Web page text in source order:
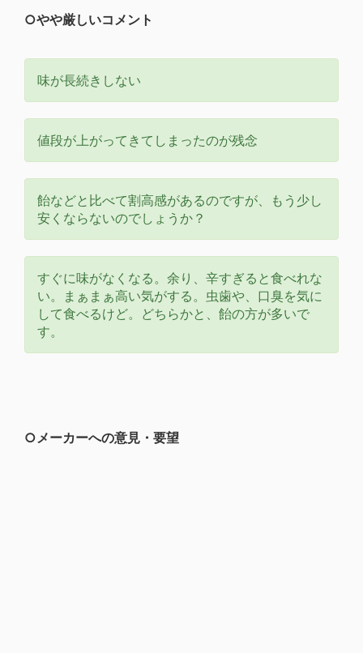
○やや厳しいコメント
味が長続きしない
値段が上がってきてしまったのが残念
飴などと比べて割高感があるのですが、もう少し
安くならないのでしょうか？
すぐに味がなくなる。余り、辛すぎると食べれな
い。まぁまぁ高い気がする。虫歯や、口臭を気に
して食べるけど。どちらかと、飴の方が多いで
す。
○メーカーへの意見・要望